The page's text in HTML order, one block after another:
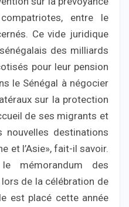
entre le
Ce vide juridique
des milliards
pour leur pension
le Sénégal à négocier
sur la protection
de ses migrants et
nouvelles destinations
et l’Asie», fait-il savoir.
mémorandum des
de la célébration de
est placé cette année